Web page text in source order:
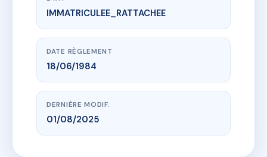
www.vme.plus/AA9181447
Anemones
28 impasse tête d'amont, 05340 Vallouise-Pelvoux
IMMATRICULEE_RATTACHEE
DATE RÈGLEMENT
18/06/1984
DERNIÈRE MODIF.
01/08/2025